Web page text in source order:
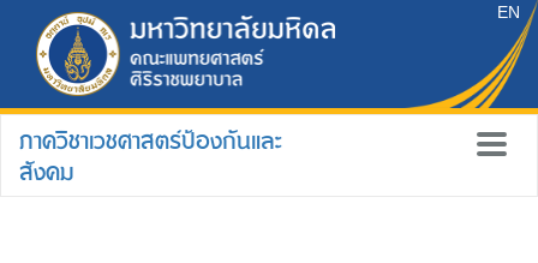
EN
ภาควิชาเวชศาสตร์ป้องกันและ
สังคม